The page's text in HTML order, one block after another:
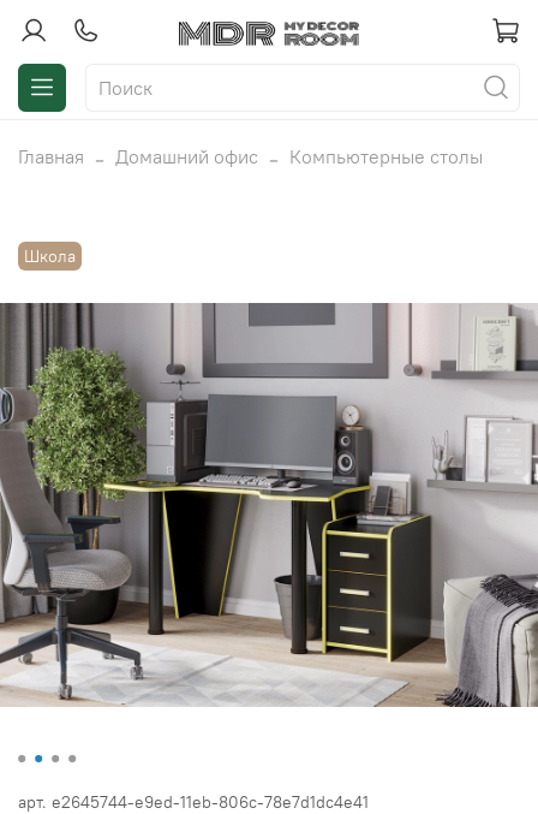
Главная Домашний офис Компьютерные столы
Школа
арт. e2645744-e9ed-11eb-806c-78e7d1dc4e41